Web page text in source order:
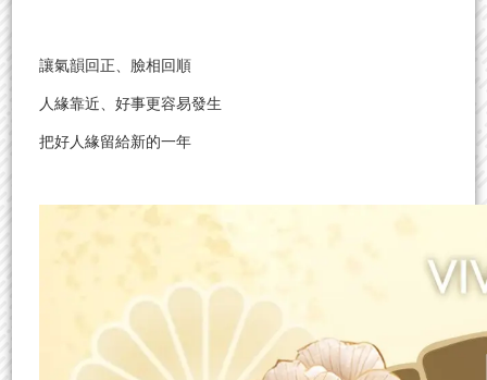
讓氣韻回正、臉相回順
人緣靠近、好事更容易發生
把好人緣留給新的一年